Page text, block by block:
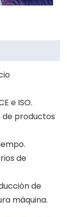
e ISO.
de productos
de
de
máquina.